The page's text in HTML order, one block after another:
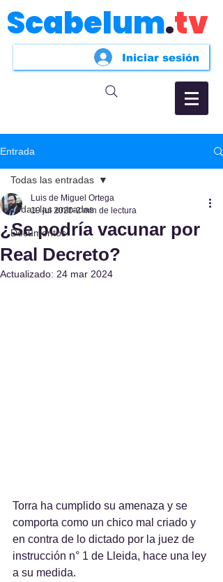
Scabelum.tv
Iniciar sesión
Entrada
Todas las entradas
Documentos
Todas las entradas
¿Se podría vacunar por
Real Decreto?
Luis de Miguel Ortega
19 jul 2020 2 min de lectura
Actualizado: 24 mar 2024
Torra ha cumplido su amenaza y se
comporta como un chico mal criado y
en contra de lo dictado por la juez de
instrucción n° 1 de Lleida, hace una ley
a su medida.